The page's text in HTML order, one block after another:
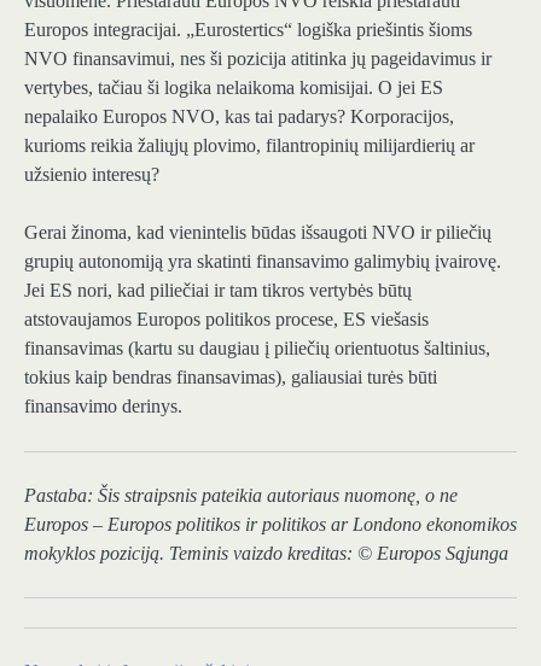
Europos integracijai. „Eurostertics“ logiška priešintis šioms
NVO finansavimui, nes ši pozicija atitinka jų pageidavimus ir
vertybes, tačiau ši logika nelaikoma komisijai. O jei ES
nepalaiko Europos NVO, kas tai padarys? Korporacijos,
kurioms reikia žaliųjų plovimo, filantropinių milijardierių ar
užsienio interesų?
Gerai žinoma, kad vienintelis būdas išsaugoti NVO ir piliečių
grupių autonomiją yra skatinti finansavimo galimybių įvairovę.
Jei ES nori, kad piliečiai ir tam tikros vertybės būtų
atstovaujamos Europos politikos procese, ES viešasis
finansavimas (kartu su daugiau į piliečių orientuotus šaltinius,
tokius kaip bendras finansavimas), galiausiai turės būti
finansavimo derinys.
Pastaba: Šis straipsnis pateikia autoriaus nuomonę, o ne
Europos – Europos politikos ir politikos ar Londono ekonomikos
mokyklos poziciją. Teminis vaizdo kreditas: © Europos Sąjunga